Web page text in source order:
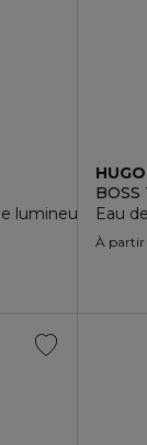
lumineux spf50
Eau
À partir